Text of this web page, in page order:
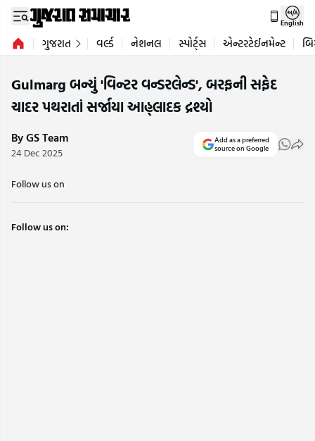
English
ગુજરાત વર્લ્ડ નેશનલ સ્પોર્ટ્સ એન્ટરટેઈનમેન્ટ
Gulmarg બન્યું 'વિન્ટર વન્ડરલેન્ડ', બરફની સફેદ
ચાદર પથરાતાં સર્જાયા આહ્લાદક દ્રશ્યો
By GS Team
24 Dec 2025
Add as a preferred
source on Google
Follow us on
Follow us on: